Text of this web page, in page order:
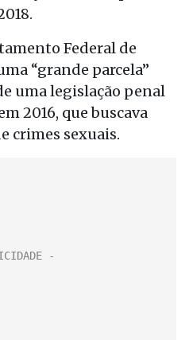
Federal de
“grande parcela”
uma legislação penal
2016, que buscava
crimes sexuais.